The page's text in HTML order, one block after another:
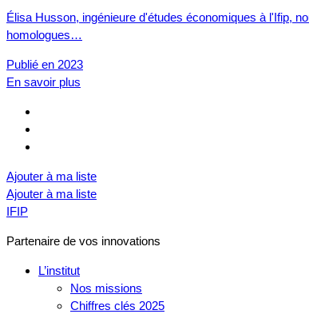
Élisa Husson, ingénieure d'études économiques à l'Ifip,
homologues…
Publié en 2023
En savoir plus
Ajouter à ma liste
Ajouter à ma liste
IFIP
Partenaire de vos innovations
L’institut
Nos missions
Chiffres clés 2025